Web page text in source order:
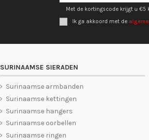
Met de kortingscode krijgt u €5
Ik ga akkoord met de
SURINAAMSE SIERADEN
Surinaamse armbanden
Surinaamse kettingen
Surinaamse hangers
Surinaamse oorbellen
Surinaamse ringen